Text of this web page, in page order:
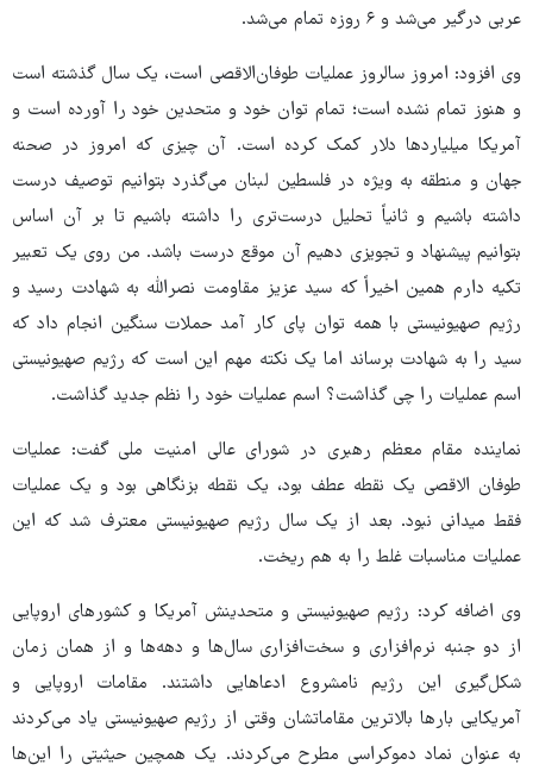
عربی درگیر می‌شد و ۶ روزه تمام می‌شد.
وی افزود: امروز سالروز عملیات طوفان‌الاقصی است، یک سال گذشته است
و هنوز تمام نشده است؛ تمام توان خود و متحدین خود را آورده است و
آمریکا میلیاردها دلار کمک کرده است. آن چیزی که امروز در صحنه
جهان و منطقه به ویژه در فلسطین لبنان می‌گذرد بتوانیم توصیف درست
داشته باشیم و ثانیاً تحلیل درست‌تری را داشته باشیم تا بر آن اساس
بتوانیم پیشنهاد و تجویزی دهیم آن موقع درست باشد. من روی یک تعبیر
تکیه دارم همین اخیراً که سید عزیز مقاومت نصرالله به شهادت رسید و
رژیم صهیونیستی با همه توان پای کار آمد حملات سنگین انجام داد که
سید را به شهادت برساند اما یک نکته مهم این است که رژیم صهیونیستی
اسم عملیات را چی گذاشت؟ اسم عملیات خود را نظم جدید گذاشت.
نماینده مقام معظم رهبری در شورای عالی امنیت ملی گفت: عملیات
طوفان الاقصی یک نقطه عطف بود، یک نقطه بزنگاهی بود و یک عملیات
فقط میدانی نبود. بعد از یک سال رژیم صهیونیستی معترف شد که این
عملیات مناسبات غلط را به هم ریخت.
وی اضافه کرد: رژیم صهیونیستی و متحدینش آمریکا و کشورهای اروپایی
از دو جنبه نرم‌افزاری و سخت‌افزاری سال‌ها و دهه‌ها و از همان زمان
شکل‌گیری این رژیم نامشروع ادعاهایی داشتند. مقامات اروپایی و
آمریکایی بارها بالاترین مقاماتشان وقتی از رژیم صهیونیستی یاد می‌کردند
به عنوان نماد دموکراسی مطرح می‌کردند. یک همچین حیثیتی را این‌ها